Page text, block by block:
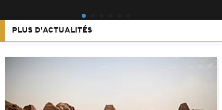
PLUS D'ACTUALITÉS